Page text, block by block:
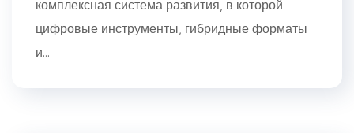
комплексная система развития, в которой
цифровые инструменты, гибридные форматы
и...